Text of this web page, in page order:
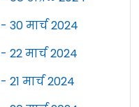
विनंती
ही विनंती
मार्च 2024
मार्च 2024
मार्च 2024